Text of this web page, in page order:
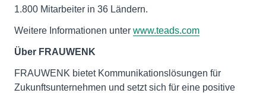
1.800 Mitarbeiter in 36 Ländern.
Weitere Informationen unter www.teads.com
Über FRAUWENK
FRAUWENK bietet Kommunikationslösungen für
Zukunftsunternehmen und setzt sich für eine positive